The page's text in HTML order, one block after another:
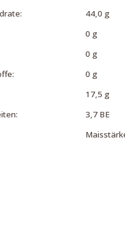
44,0 g
0 g
0 g
0 g
17,5 g
3,7 BE